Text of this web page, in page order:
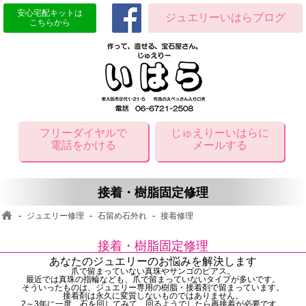
安心宅配キットは
こちらから
ジュエリーいはらブログ
フリーダイヤルで
電話をかける
じゅえりーいはらに
メールする
接着・樹脂固定修理
- ジュエリー修理 - 石留め石外れ - 接着修理
接着・樹脂固定修理
あなたのジュエリーのお悩みを解決します
爪で留まっていない真珠やサンゴのピアス。
最近では真珠の指輪なども、爪で留まっていないタイプが多いです。
そういったものは、ジュエリー専用の樹脂・接着剤で留まっています。
接着剤は永久に変質しないものではありません。
2～3年に一度、石を回してみて、回るようでしたら再接着が必要です。